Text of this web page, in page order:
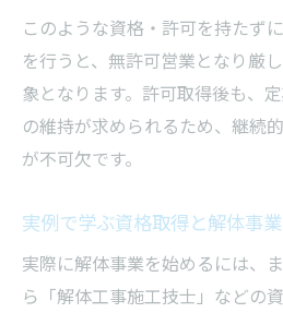
このような資格・許可を持たず
を行うと、無許可営業となり厳
象となります。許可取得後も、
の維持が求められるため、継続
が不可欠です。
実例で学ぶ資格取得と解体事
実際に解体事業を始めるには、
ら「解体工事施工技士」などの